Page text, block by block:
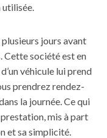
utilisée.
plusieurs jours avant
Cette société est en
véhicule lui prend
prendrez rendez-
la journée. Ce qui
mis à part
et sa simplicité.